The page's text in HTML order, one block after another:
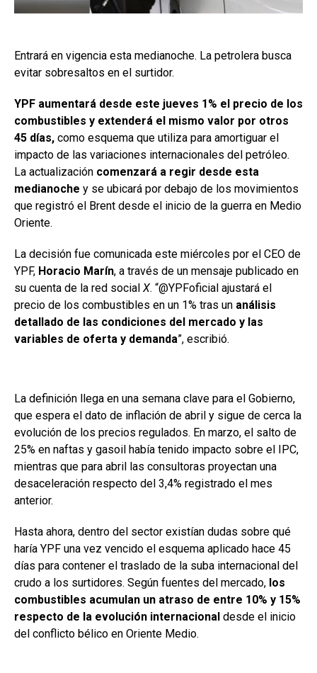
Entrará en vigencia esta medianoche. La petrolera busca
evitar sobresaltos en el surtidor.
YPF aumentará desde este jueves 1% el precio de los
combustibles y extenderá el mismo valor por otros
45 días, como esquema que utiliza para amortiguar el
impacto de las variaciones internacionales del petróleo.
La actualización comenzará a regir desde esta
medianoche y se ubicará por debajo de los movimientos
que registró el Brent desde el inicio de la guerra en Medio
Oriente.
La decisión fue comunicada este miércoles por el CEO de
YPF, Horacio Marín, a través de un mensaje publicado en
su cuenta de la red social X. “@YPFoficial ajustará el
precio de los combustibles en un 1% tras un análisis
detallado de las condiciones del mercado y las
variables de oferta y demanda”, escribió.
La definición llega en una semana clave para el Gobierno,
que espera el dato de inflación de abril y sigue de cerca la
evolución de los precios regulados. En marzo, el salto de
25% en naftas y gasoil había tenido impacto sobre el IPC,
mientras que para abril las consultoras proyectan una
desaceleración respecto del 3,4% registrado el mes
anterior.
Hasta ahora, dentro del sector existían dudas sobre qué
haría YPF una vez vencido el esquema aplicado hace 45
días para contener el traslado de la suba internacional del
crudo a los surtidores. Según fuentes del mercado, los
combustibles acumulan un atraso de entre 10% y 15%
respecto de la evolución internacional desde el inicio
del conflicto bélico en Oriente Medio.